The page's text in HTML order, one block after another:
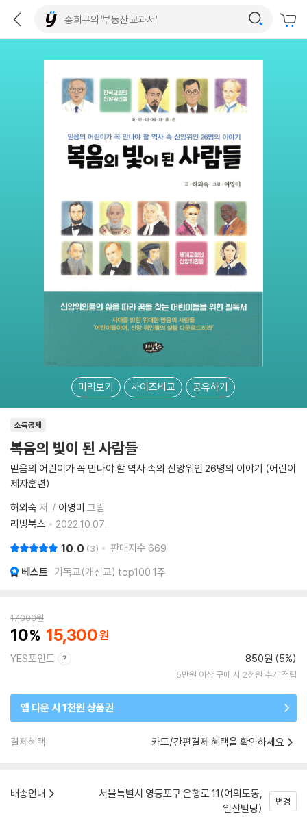
미리보기 사이즈비교 공유하기
소득공제
복음의 빛이 된 사람들
믿음의 어린이가 꼭 만나야 할 역사 속의 신앙위인 26명의 이야기 (어린이
제자훈련)
허외숙 저 이영미 그림
리빙북스
2022.10.07.
10.0 3 판매지수 669
베스트 기독교(개신교) top100 1주
17,000원
10 15,300
YES포인트 850원 (5%)
5만원 이상 구매 시 2천원 추가 적립
앱 다운 시 1천원 상품권
결제혜택 카드/간편결제 혜택을 확인하세요
배송안내
서울특별시 영등포구 은행로 11(여의도동,
일신빌딩)
변경